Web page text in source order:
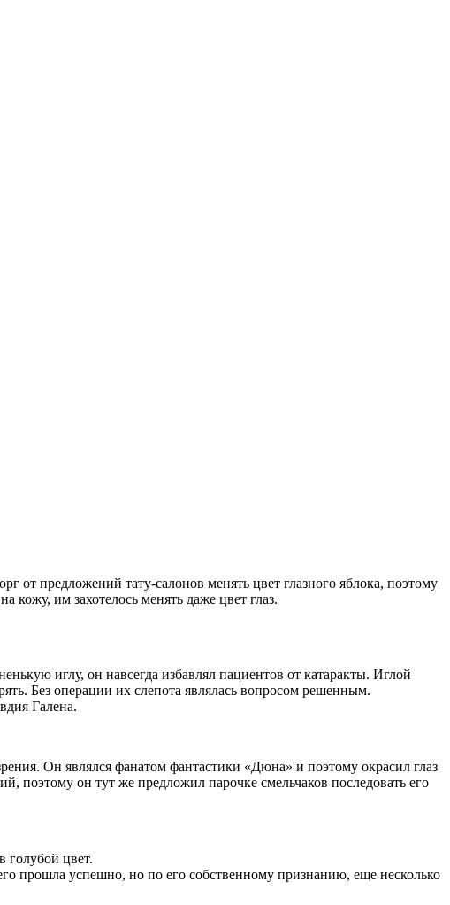
от предложений тату-салонов менять цвет глазного яблока, поэтому
кожу, им захотелось менять даже цвет глаз.
иглу, он навсегда избавлял пациентов от катаракты. Иглой
Без операции их слепота являлась вопросом решенным.
Галена.
Он являлся фанатом фантастики «Дюна» и поэтому окрасил глаз
поэтому он тут же предложил парочке смельчаков последовать его
голубой цвет.
прошла успешно, но по его собственному признанию, еще несколько